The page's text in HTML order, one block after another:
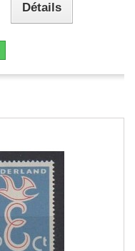
Détails